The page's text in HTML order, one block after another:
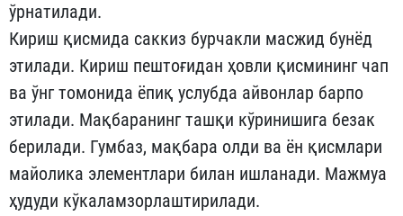
ўрнатилади.
Кириш қисмида саккиз бурчакли масжид бунёд
этилади. Кириш пештоғидан ҳовли қисмининг чап
ва ўнг томонида ёпиқ услубда айвонлар барпо
этилади. Мақбаранинг ташқи кўринишига безак
берилади. Гумбаз, мақбара олди ва ён қисмлари
майолика элементлари билан ишланади. Мажмуа
ҳудуди кўкаламзорлаштирилади.